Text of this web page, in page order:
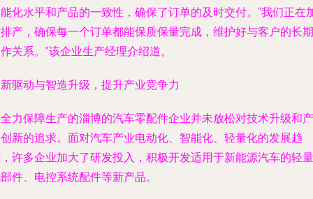
化水平和产品的一致性，确保了订单的及时交付。“我们正在
产，确保每一个订单都能保质保量完成，维护好与客户的长期
关系。”该企业生产经理介绍道。
驱动与智造升级，提升产业竞争力
力保障生产的淄博的汽车零配件企业并未放松对技术升级和产
新的追求。面对汽车产业电动化、智能化、轻量化的发展趋
许多企业加大了研发投入，积极开发适用于新能源汽车的轻量
件、电控系统配件等新产品。